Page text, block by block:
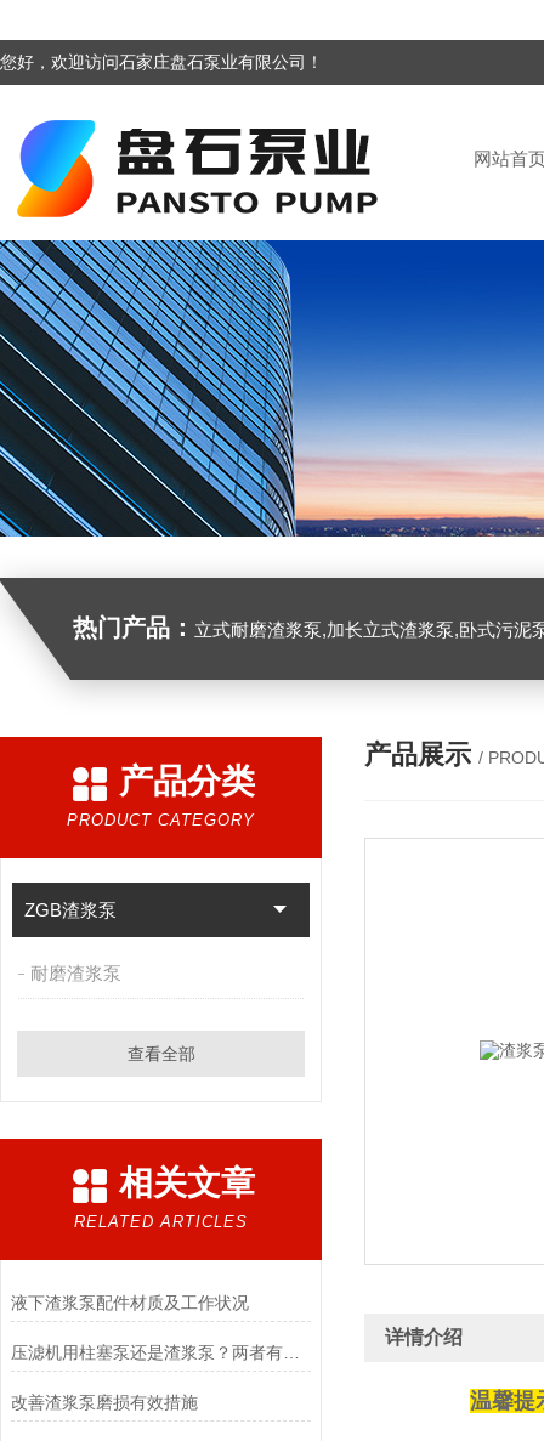
您好，欢迎访问石家庄盘石泵业有限公司！
网站首
热门产品： 立式耐磨渣浆泵,加长立式渣浆泵,卧式污泥
产品分类
PRODUCT CATEGORY
ZGB渣浆泵
耐磨渣浆泵
查看全部
相关文章
RELATED ARTICLES
液下渣浆泵配件材质及工作状况
压滤机用柱塞泵还是渣浆泵？两者有什么区别的？
改善渣浆泵磨损有效措施
产品展示 /
详情介绍
温馨提